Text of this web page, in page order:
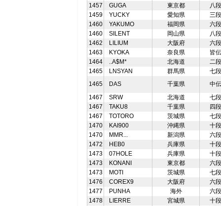
1457
GUGA 東京都
八段
1459
YUCKY 愛知県
三段
1460
YAKUMO 福岡県
六段
1460
SILENT 岡山県
八段
1462
LILIUM 大阪府
六段
1463
KYOKA 奈良県
皆伝
1464
..A$M* 北海道
二段
1465
LNSYAN 群馬県
七段
1465
DAS 千葉県
中伝
1467
SRW 北海道
七段
1467
TAKU8 千葉県
四段
1467
TOTORO 茨城県
七段
1470
KAI900 沖縄県
十段
1470
MMR... 新潟県
六段
1472
HEB0 兵庫県
十段
1473
07HOLE 兵庫県
十段
1473
KONANI 東京都
六段
1473
MOTI 茨城県
七段
1476
COREX9 大阪府
六段
1477
PUNHA 海外
六段
1478
LIERRE 宮城県
十段